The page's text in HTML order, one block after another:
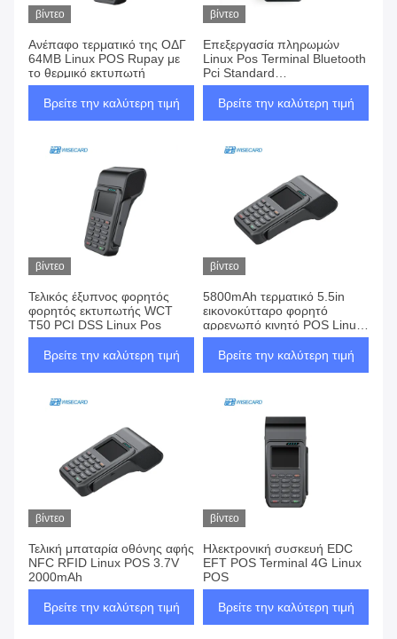
βίντεο
Ανέπαφο τερματικό της ΟΔΓ
64MB Linux POS Rupay με
το θερμικό εκτυπωτή
Βρείτε την καλύτερη τιμή
βίντεο
Επεξεργασία πληρωμών
Linux Pos Terminal Bluetooth
Pci Standard
κρυπτογραφημένο
πληκτρολόγιο
Βρείτε την καλύτερη τιμή
βίντεο
Τελικός έξυπνος φορητός
φορητός εκτυπωτής WCT
T50 PCI DSS Linux Pos
Βρείτε την καλύτερη τιμή
βίντεο
5800mAh τερματικό 5.5in
εικονοκύτταρο φορητό
αρρενωπό κινητό POS Linux
POS πληρωμής 8M
Βρείτε την καλύτερη τιμή
βίντεο
Τελική μπαταρία οθόνης αφής
NFC RFID Linux POS 3.7V
2000mAh
Βρείτε την καλύτερη τιμή
βίντεο
Ηλεκτρονική συσκευή EDC
EFT POS Terminal 4G Linux
POS
Βρείτε την καλύτερη τιμή